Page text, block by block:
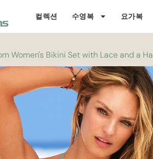
컬렉션 수영복 요가복
Women's Bikini Set with Lace and a